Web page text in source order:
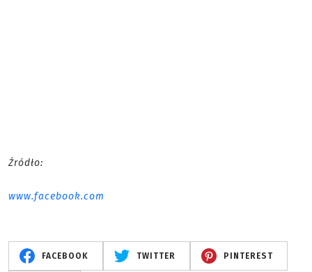
Źródło:
www.facebook.com
FACEBOOK TWITTER PINTEREST